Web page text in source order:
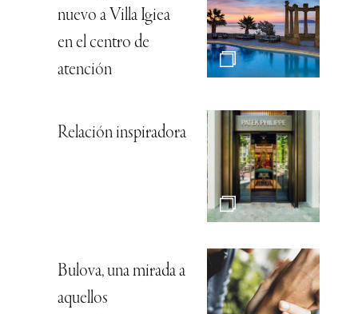
nuevo a Villa Igiea
en el centro de
atención
Relación inspiradora
Bulova, una mirada a
aquellos